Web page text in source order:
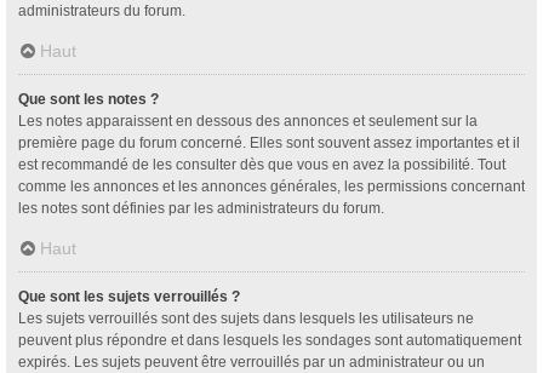
administrateurs du forum.
Haut
Que sont les notes ?
Les notes apparaissent en dessous des annonces et seulement sur la
première page du forum concerné. Elles sont souvent assez importantes et il
est recommandé de les consulter dès que vous en avez la possibilité. Tout
comme les annonces et les annonces générales, les permissions concernant
les notes sont définies par les administrateurs du forum.
Haut
Que sont les sujets verrouillés ?
Les sujets verrouillés sont des sujets dans lesquels les utilisateurs ne
peuvent plus répondre et dans lesquels les sondages sont automatiquement
expirés. Les sujets peuvent être verrouillés par un administrateur ou un